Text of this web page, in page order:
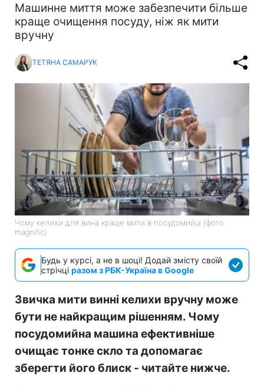
Машинне миття може забезпечити більше
краще очищення посуду, ніж як мити
вручну
ТЕТЯНА САМАРУК
Чому келихи для вина краще мити в посудомийці (фото:
magnific)
Будь у курсі, а не в шоці! Додай змісту своїй
стрічці разом з РБК-Україна в Google
Звичка мити винні келихи вручну може
бути не найкращим рішенням. Чому
посудомийна машина ефективніше
очищає тонке скло та допомагає
зберегти його блиск - читайте нижче.